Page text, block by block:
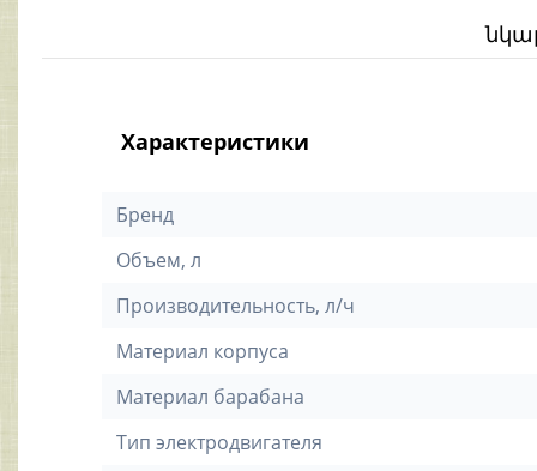
Характеристики
Бренд
Объем, л
Производительность, л/ч
Материал корпуса
Материал барабана
Тип электродвигателя